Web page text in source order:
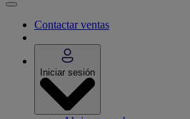
Contactar ventas
Iniciar sesión